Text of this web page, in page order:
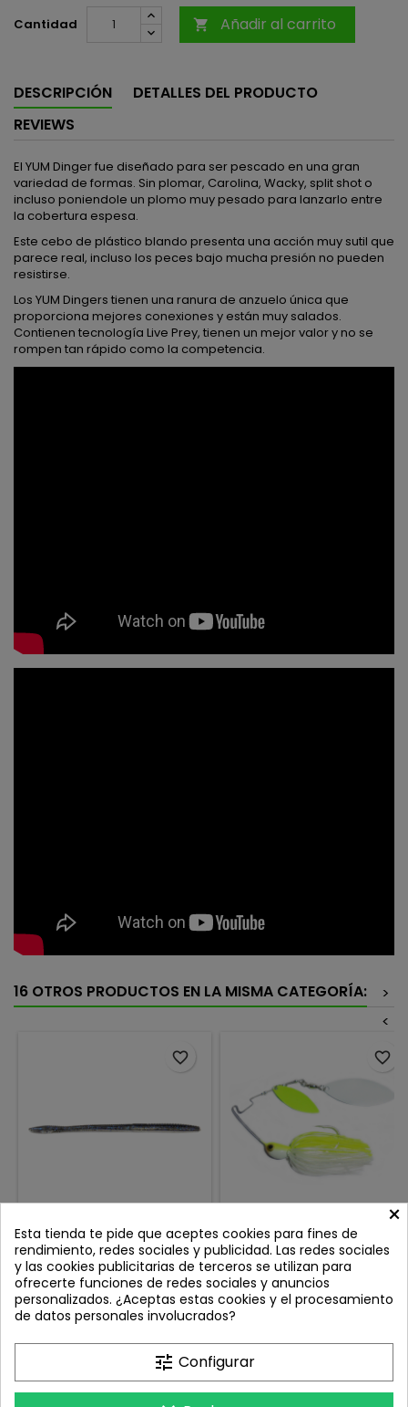
Cantidad  Añadir al carrito
DESCRIPCIÓN
DETALLES DEL PRODUCTO
REVIEWS
El YUM Dinger fue diseñado para ser pescado en una gran
variedad de formas. Sin plomar, Carolina, Wacky, split shot o
incluso poniendole un plomo muy pesado para lanzarlo entre
la cobertura espesa.
Este cebo de plástico blando presenta una acción muy sutil que
parece real, incluso los peces bajo mucha presión no pueden
resistirse.
Los YUM Dingers tienen una ranura de anzuelo única que
proporciona mejores conexiones y están muy salados.
Contienen tecnología Live Prey, tienen un mejor valor y no se
rompen tan rápido como la competencia.
16 OTROS PRODUCTOS EN LA MISMA CATEGORÍA:
>
<
X ZONE LURES DECEPTION
WORM ELECTRIC SHAD
Review(s):0
El gusano engañoso de la
serie X Zone Pro es definitivo
FLOTANTE¡ Gusano Finesse!
Cantidad: 12 Unidades por
bolsa Tectinas: Shakey Head,
Wacky Rig, Neko Rig, Drop
Precio
6,90 €
Añadir al carrito
favorite_border
LONGASBAITS SPINNER
4WIND PBL WHITE CHART
Review(s):
La nueva 4Wind Slow Rolling
Spinner de Longasbaits llega
para convertirse en un arma
selectivo. Con un peso de 1
oz (30 g), está diseñada
favorite_border
×
Esta tienda te pide que aceptes cookies para fines de
rendimiento, redes sociales y publicidad. Las redes sociales
y las cookies publicitarias de terceros se utilizan para
ofrecerte funciones de redes sociales y anuncios
personalizados. ¿Aceptas estas cookies y el procesamiento
de datos personales involucrados?
tune Configurar